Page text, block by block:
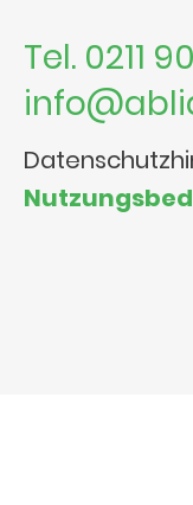
Tel. 0211